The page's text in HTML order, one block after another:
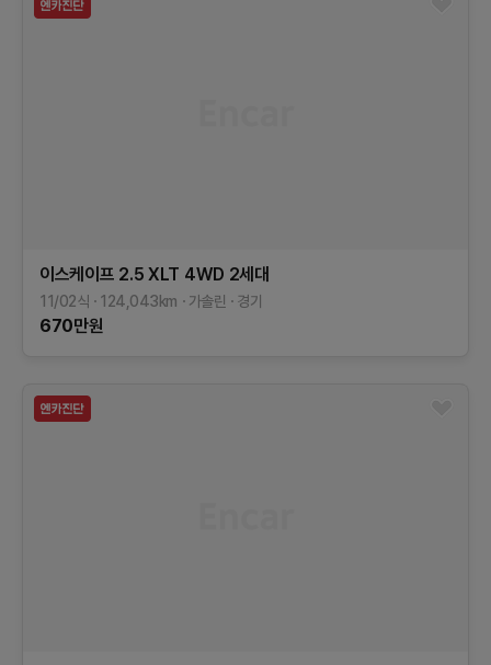
이스케이프 2.5 XLT 4WD 2세대
11/02식 124,043km 가솔린 경기
670만원